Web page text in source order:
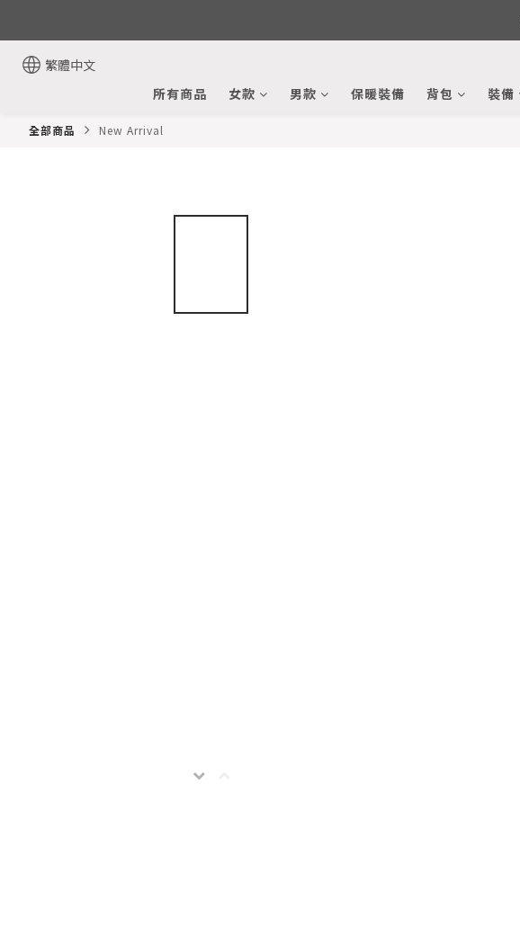
繁體中文
所有商品 女款 男款 保暖裝備 背包 裝備
全部商品 New Arrival